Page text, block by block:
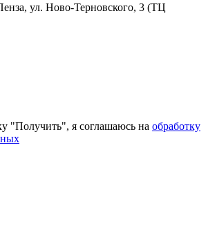
ул. Ново-Терновского, 3 (ТЦ
"Получить", я соглашаюсь на обработку